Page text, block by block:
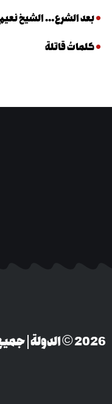
بعد الشرع… الشيخ
كلماتٌ قاتلة
‎© 2026 الدولة | جميع الحقوق محفوظة | مدعوم بحرية التعبير